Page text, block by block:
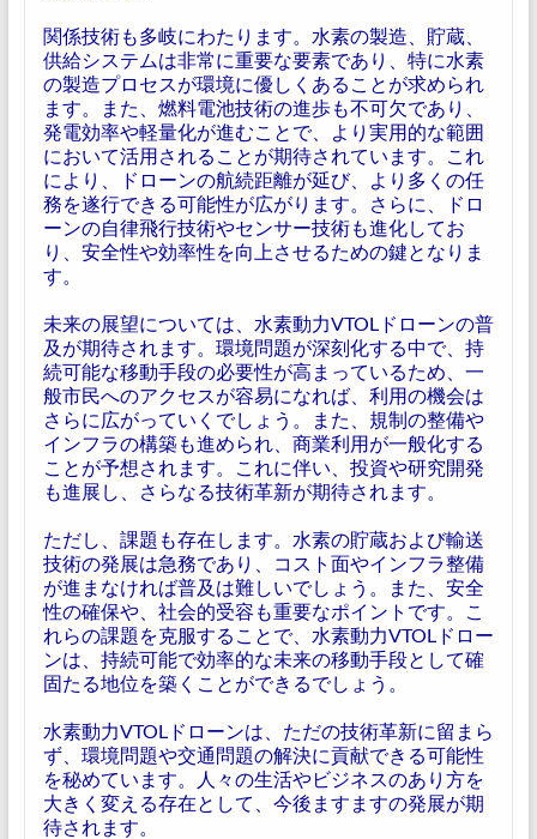
関係技術も多岐にわたります。水素の製造、貯蔵、
供給システムは非常に重要な要素であり、特に水素
の製造プロセスが環境に優しくあることが求められ
ます。また、燃料電池技術の進歩も不可欠であり、
発電効率や軽量化が進むことで、より実用的な範囲
において活用されることが期待されています。これ
により、ドローンの航続距離が延び、より多くの任
務を遂行できる可能性が広がります。さらに、ドロ
ーンの自律飛行技術やセンサー技術も進化してお
り、安全性や効率性を向上させるための鍵となりま
す。
未来の展望については、水素動力VTOLドローンの普
及が期待されます。環境問題が深刻化する中で、持
続可能な移動手段の必要性が高まっているため、一
般市民へのアクセスが容易になれば、利用の機会は
さらに広がっていくでしょう。また、規制の整備や
インフラの構築も進められ、商業利用が一般化する
ことが予想されます。これに伴い、投資や研究開発
も進展し、さらなる技術革新が期待されます。
ただし、課題も存在します。水素の貯蔵および輸送
技術の発展は急務であり、コスト面やインフラ整備
が進まなければ普及は難しいでしょう。また、安全
性の確保や、社会的受容も重要なポイントです。こ
れらの課題を克服することで、水素動力VTOLドロー
ンは、持続可能で効率的な未来の移動手段として確
固たる地位を築くことができるでしょう。
水素動力VTOLドローンは、ただの技術革新に留まら
ず、環境問題や交通問題の解決に貢献できる可能性
を秘めています。人々の生活やビジネスのあり方を
大きく変える存在として、今後ますますの発展が期
待されます。